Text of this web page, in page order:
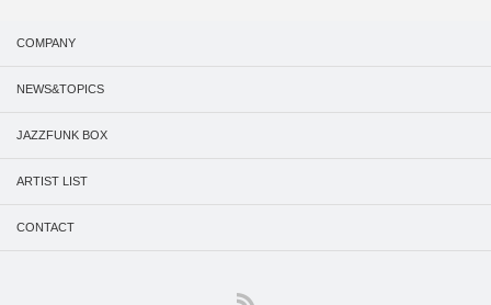
COMPANY
NEWS&TOPICS
JAZZFUNK BOX
ARTIST LIST
CONTACT